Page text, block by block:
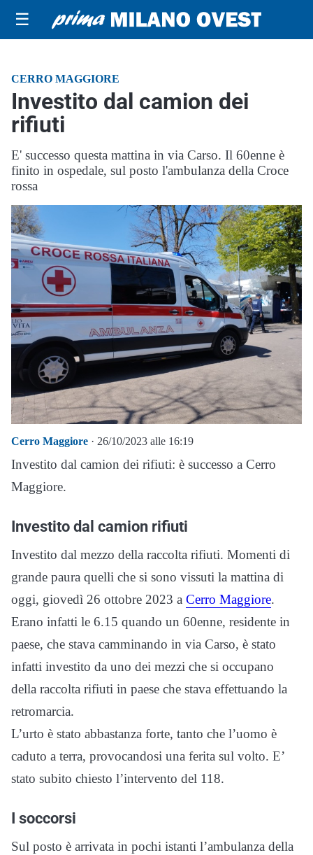
☰
CERRO MAGGIORE
Investito dal camion dei
rifiuti
E' successo questa mattina in via Carso. Il 60enne è
finito in ospedale, sul posto l'ambulanza della Croce
rossa
Cerro Maggiore · 26/10/2023 alle 16:19
Investito dal camion dei rifiuti: è successo a Cerro
Maggiore.
Investito dal camion rifiuti
Investito dal mezzo della raccolta rifiuti. Momenti di
grande paura quelli che si sono vissuti la mattina di
oggi, giovedì 26 ottobre 2023 a Cerro Maggiore.
Erano infatti le 6.15 quando un 60enne, residente in
paese, che stava camminando in via Carso, è stato
infatti investito da uno dei mezzi che si occupano
della raccolta rifiuti in paese che stava effettuando la
retromarcia.
L’urto è stato abbastanza forte, tanto che l’uomo è
caduto a terra, provocandosi una ferita sul volto. E’
stato subito chiesto l’intervento del 118.
I soccorsi
Sul posto è arrivata in pochi istanti l’ambulanza della